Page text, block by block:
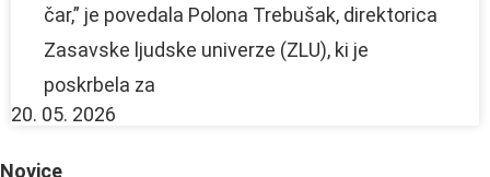
čar,” je povedala Polona Trebušak, direktorica
Zasavske ljudske univerze (ZLU), ki je
poskrbela za
20. 05. 2026
Novice